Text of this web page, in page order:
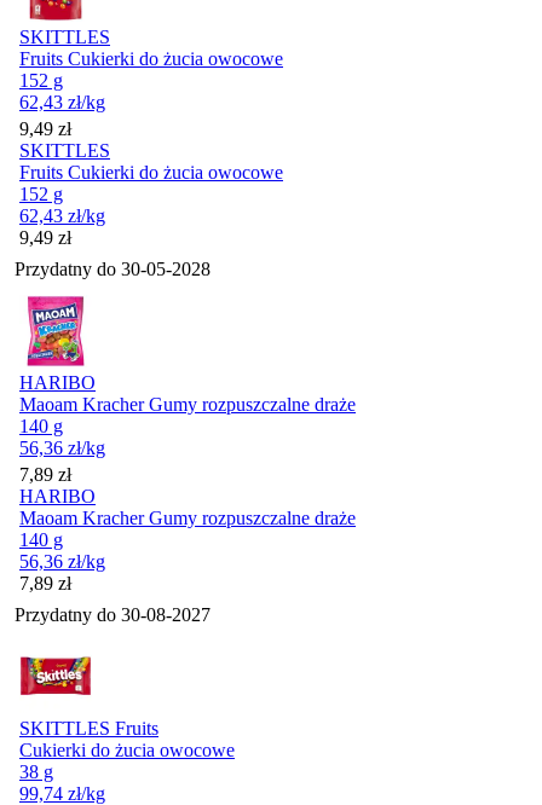
SKITTLES
Fruits Cukierki do żucia owocowe
152 g
62,43 zł/kg
Cena
9,49 zł
SKITTLES
Fruits Cukierki do żucia owocowe
152 g
62,43 zł/kg
Cena
9,49 zł
Przydatny do 30-05-2028
HARIBO
Maoam Kracher Gumy rozpuszczalne draże
140 g
56,36 zł/kg
Cena
7,89 zł
HARIBO
Maoam Kracher Gumy rozpuszczalne draże
140 g
56,36 zł/kg
Cena
7,89 zł
Przydatny do 30-08-2027
SKITTLES Fruits
Cukierki do żucia owocowe
38 g
99,74 zł/kg